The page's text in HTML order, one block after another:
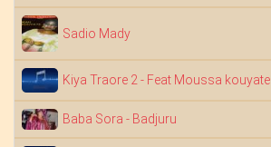
Sadio Mady
Kiya Traore 2 - Feat Moussa kouyate
Baba Sora - Badjuru